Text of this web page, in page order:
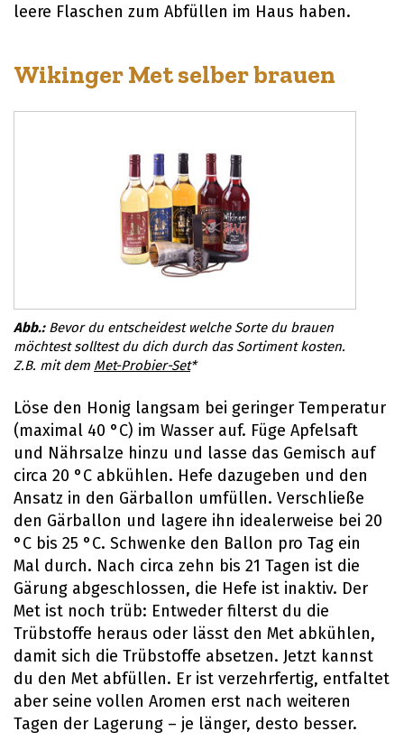
leere Flaschen zum Abfüllen im Haus haben.
Wikinger Met selber brauen
Bevor du entscheidest welche Sorte du brauen
möchtest solltest du dich durch das Sortiment kosten.
Z.B. mit dem Met-Probier-Set*
Löse den Honig langsam bei geringer Temperatur
(maximal 40 °C) im Wasser auf. Füge Apfelsaft
und Nährsalze hinzu und lasse das Gemisch auf
circa 20 °C abkühlen. Hefe dazugeben und den
Ansatz in den Gärballon umfüllen. Verschließe
den Gärballon und lagere ihn idealerweise bei 20
°C bis 25 °C. Schwenke den Ballon pro Tag ein
Mal durch. Nach circa zehn bis 21 Tagen ist die
Gärung abgeschlossen, die Hefe ist inaktiv. Der
Met ist noch trüb: Entweder filterst du die
Trübstoffe heraus oder lässt den Met abkühlen,
damit sich die Trübstoffe absetzen. Jetzt kannst
du den Met abfüllen. Er ist verzehrfertig, entfaltet
aber seine vollen Aromen erst nach weiteren
Tagen der Lagerung – je länger, desto besser.